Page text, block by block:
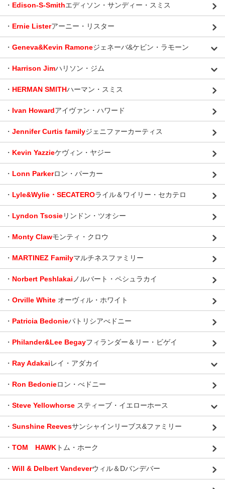
・ Edison-S-Smithエディソン・サンディー・スミス
・ Ernie Listerアーニー・リスター
・ Geneva&Kevin Ramoneジェネーバ&ケビン・ラモーン
・ Harrison Jimハリソン・ジム
・ HERMAN SMITHハーマン・スミス
・ Ivan Howardアイヴァン・ハワード
・ Jennifer Curtis familyジェニファーカーティス
・ Kevin Yazzieケヴィン・ヤジー
・ Lonn Parkerロン・パーカー
・ Lyle&Wylie・SECATEROライル＆ワイリー・セカテロ
・ Lyndon Tsosieリンドン・ツオシー
・ Monty Clawモンティ・クロウ
・ MARTINEZ Familyマルチネスファミリー
・ Norbert Peshlakai ノルバート・ペシュラカイ
・ Orville White オーヴィル・ホワイト
・ Patricia Bedonieパトリシアべドニー
・ Philander&Lee Begayフィランダー＆リー・ビゲイ
・ Ray Adakaiレイ・アダカイ
・ Ron Bedonieロン・べドニー
・ Steve Yellowhorse スティーブ・イエローホース
・ Sunshine Reevesサンシャインリーブス&ファミリー
・ TOM HAWK トム・ホーク
・ Will & Delbert Vandeverウィル＆Dバンデバー